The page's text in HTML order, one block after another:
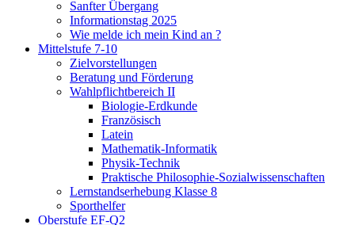
Sanfter Übergang
Informationstag 2025
Wie melde ich mein Kind an ?
Mittelstufe 7-10
Zielvorstellungen
Beratung und Förderung
Wahlpflichtbereich II
Biologie-Erdkunde
Französisch
Latein
Mathematik-Informatik
Physik-Technik
Praktische Philosophie-Sozialwissenschaften
Lernstandserhebung Klasse 8
Sporthelfer
Oberstufe EF-Q2